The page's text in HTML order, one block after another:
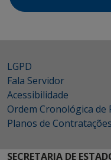
LGPD
Fala Servidor
Acessibilidade
Ordem Cronológica de
Planos de
SECRETARIA DE